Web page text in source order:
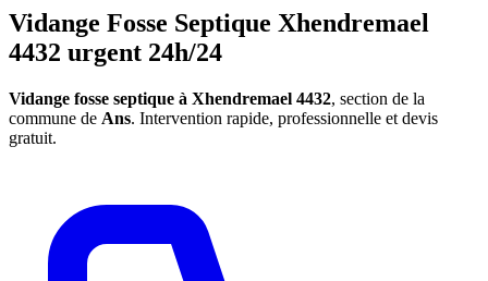
Vidange Fosse Septique Xhendremael
4432 urgent 24h/24
Vidange fosse septique à Xhendremael 4432, section de la
commune de Ans. Intervention rapide, professionnelle et devis
gratuit.